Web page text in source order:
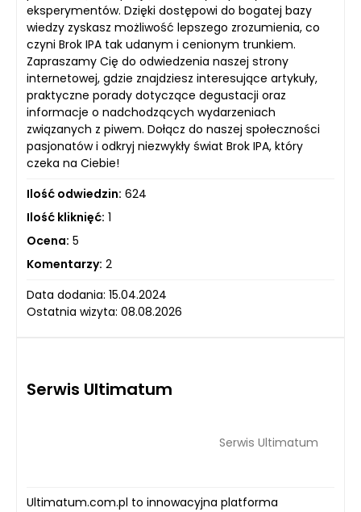
eksperymentów. Dzięki dostępowi do bogatej bazy
wiedzy zyskasz możliwość lepszego zrozumienia, co
czyni Brok IPA tak udanym i cenionym trunkiem.
Zapraszamy Cię do odwiedzenia naszej strony
internetowej, gdzie znajdziesz interesujące artykuły,
praktyczne porady dotyczące degustacji oraz
informacje o nadchodzących wydarzeniach
związanych z piwem. Dołącz do naszej społeczności
pasjonatów i odkryj niezwykły świat Brok IPA, który
czeka na Ciebie!
Ilość odwiedzin: 624
Ilość kliknięć: 1
Ocena: 5
Komentarzy: 2
Data dodania: 15.04.2024
Ostatnia wizyta: 08.08.2026
Serwis Ultimatum
Serwis Ultimatum
Ultimatum.com.pl to innowacyjna platforma